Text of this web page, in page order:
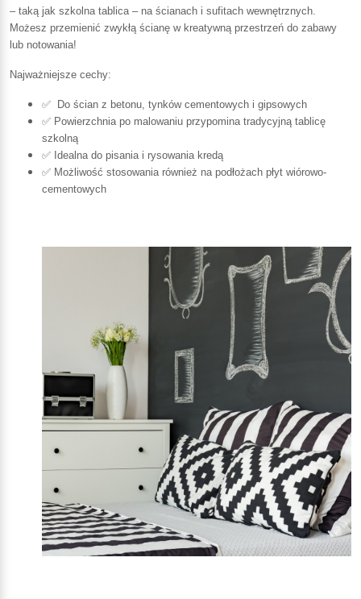
– taką jak szkolna tablica – na ścianach i sufitach wewnętrznych.
Możesz przemienić zwykłą ścianę w kreatywną przestrzeń do zabawy
lub notowania!
Najważniejsze cechy:
✅ Do ścian z betonu, tynków cementowych i gipsowych
✅ Powierzchnia po malowaniu przypomina tradycyjną tablicę
szkolną
✅ Idealna do pisania i rysowania kredą
✅ Możliwość stosowania również na podłożach płyt wiórowo-
cementowych